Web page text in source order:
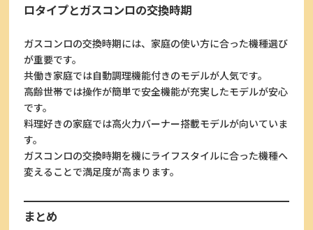
ロタイプとガスコンロの交換時期
ガスコンロの交換時期には、家庭の使い方に合った機種選び
が重要です。
共働き家庭では自動調理機能付きのモデルが人気です。
高齢世帯では操作が簡単で安全機能が充実したモデルが安心
です。
料理好きの家庭では高火力バーナー搭載モデルが向いていま
す。
ガスコンロの交換時期を機にライフスタイルに合った機種へ
変えることで満足度が高まります。
まとめ